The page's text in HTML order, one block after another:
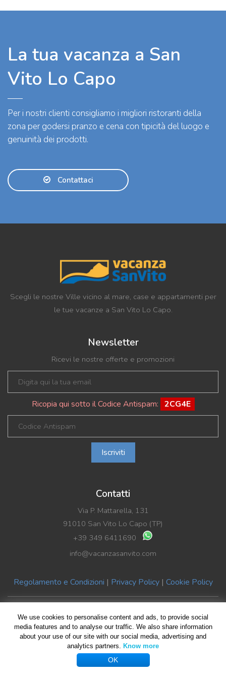
La tua vacanza a San
Vito Lo Capo
Per i nostri clienti consigliamo i migliori ristoranti della
zona per godersi pranzo e cena con tipicità del luogo e
genuinità dei prodotti.
Contattaci
Scegli le nostre Ville vicino al mare, case e appartamenti per
le tue vacanze a San Vito Lo Capo.
Newsletter
Ricevi le nostre offerte e promozioni
Ricopia qui sotto il Codice Antispam: 2CG4E
Iscriviti
Contatti
Via P. Mattarella, 131
91010 San Vito Lo Capo (TP)
+39 349 6411690
info@vacanzasanvito.com
Regolamento e Condizioni | Privacy Policy | Cookie Policy
© Copyright 2019 Vacanza SanVito di Benedetto La Rocca | P.Iva
02489590816
All rights reserved | Design byGiovanni Giliberti| Foto HomePage
Giuseppe Violante
We use cookies to personalise content and ads, to provide social
media features and to analyse our traffic. We also share information
about your use of our site with our social media, advertising and
analytics partners. Know more
OK